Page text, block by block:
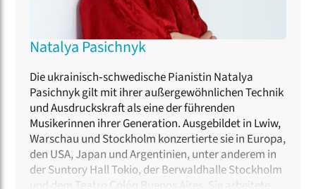
Natalya Pasichnyk
Die ukrainisch‑schwedische Pianistin Natalya
Pasichnyk gilt mit ihrer außergewöhnlichen Technik
und Ausdruckskraft als eine der führenden
Musikerinnen ihrer Generation. Ausgebildet in Lwiw,
Warschau und Stockholm konzertierte sie in Europa,
den USA, Japan und Argentinien, unter anderem in
der Suntory Hall Tokio, der Berwaldhalle Stockholm